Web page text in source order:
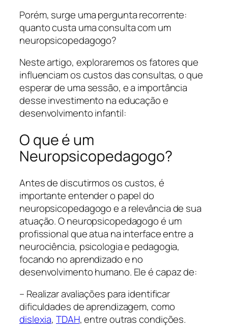
Porém, surge uma pergunta recorrente:
quanto custa uma consulta com um
neuropsicopedagogo?
Neste artigo, exploraremos os fatores que
influenciam os custos das consultas, o que
esperar de uma sessão, e a importância
desse investimento na educação e
desenvolvimento infantil:
O que é um
Neuropsicopedagogo?
Antes de discutirmos os custos, é
importante entender o papel do
neuropsicopedagogo e a relevância de sua
atuação. O neuropsicopedagogo é um
profissional que atua na interface entre a
neurociência, psicologia e pedagogia,
focando no aprendizado e no
desenvolvimento humano. Ele é capaz de:
– Realizar avaliações para identificar
dificuldades de aprendizagem, como
dislexia,TDAH, entre outras condições.